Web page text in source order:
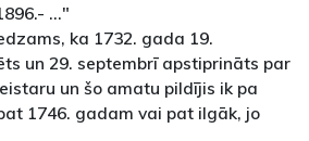
..."
ka 1732. gada 19.
un 29. septembrī apstiprināts par
un šo amatu pildījis ik pa
1746. gadam vai pat ilgāk, jo